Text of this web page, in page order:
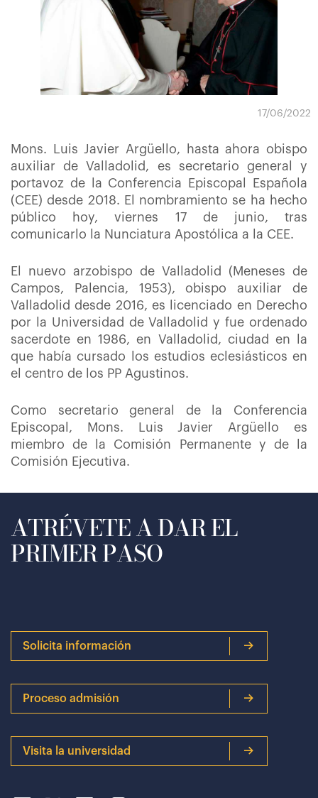
17/06/2022
Mons. Luis Javier Argüello, hasta ahora obispo
auxiliar de Valladolid, es secretario general y
portavoz de la Conferencia Episcopal Española
(CEE) desde 2018. El nombramiento se ha hecho
público hoy, viernes 17 de junio, tras
comunicarlo la Nunciatura Apostólica a la CEE.
El nuevo arzobispo de Valladolid (Meneses de
Campos, Palencia, 1953), obispo auxiliar de
Valladolid desde 2016, es licenciado en Derecho
por la Universidad de Valladolid y fue ordenado
sacerdote en 1986, en Valladolid, ciudad en la
que había cursado los estudios eclesiásticos en
el centro de los PP Agustinos.
Como secretario general de la Conferencia
Episcopal, Mons. Luis Javier Argüello es
miembro de la Comisión Permanente y de la
Comisión Ejecutiva.
ATRÉVETE A DAR EL
PRIMER PASO
Solicita información
Proceso admisión
Visita la universidad